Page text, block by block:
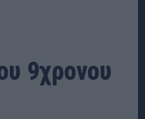
9χρονου